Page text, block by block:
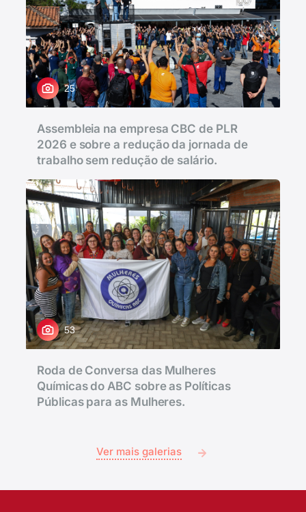
25
Assembleia na empresa CBC de PLR
2026 e sobre a redução da jornada de
trabalho sem redução de salário.
53
Roda de Conversa das Mulheres
Químicas do ABC sobre as Políticas
Públicas para as Mulheres.
Ver mais galerias